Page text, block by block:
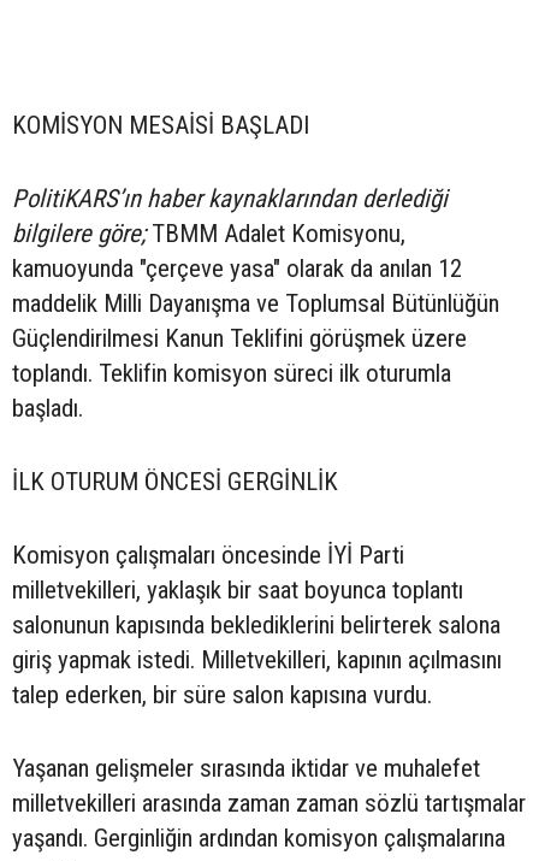
KOMİSYON MESAİSİ BAŞLADI
PolitiKARS’ın haber kaynaklarından derlediği
bilgilere göre;TBMM Adalet Komisyonu,
kamuoyunda "çerçeve yasa" olarak da anılan 12
maddelik Milli Dayanışma ve Toplumsal Bütünlüğün
Güçlendirilmesi Kanun Teklifini görüşmek üzere
toplandı. Teklifin komisyon süreci ilk oturumla
başladı.
İLK OTURUM ÖNCESİ GERGİNLİK
Komisyon çalışmaları öncesinde İYİ Parti
milletvekilleri, yaklaşık bir saat boyunca toplantı
salonunun kapısında beklediklerini belirterek salona
giriş yapmak istedi. Milletvekilleri, kapının açılmasını
talep ederken, bir süre salon kapısına vurdu.
Yaşanan gelişmeler sırasında iktidar ve muhalefet
milletvekilleri arasında zaman zaman sözlü tartışmalar
yaşandı. Gerginliğin ardından komisyon çalışmalarına